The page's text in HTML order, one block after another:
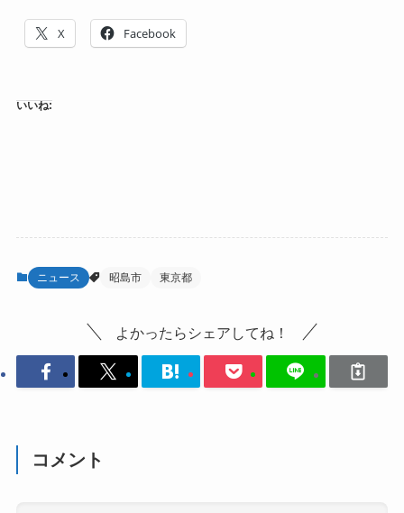
X Facebook
いいね:
ニュース 昭島市 東京都
よかったらシェアしてね！
コメント